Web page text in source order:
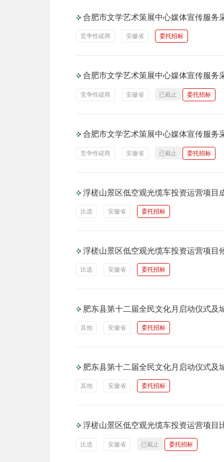
合肥市文学艺术策展中心媒体宣传服务
竞争性磋商 安徽省 委托招标
合肥市文学艺术策展中心媒体宣传服务
竞争性磋商 安徽省 已截止 委托招标
合肥市文学艺术策展中心媒体宣传服务
竞争性磋商 安徽省 已截止 委托招标
浮槎山景区低空观光缆车投资运营项目
比选 安徽省 委托招标
浮槎山景区低空观光缆车投资运营项目
比选 安徽省 委托招标
肥东县第十二届全民文化月启动仪式及
其他 安徽省 委托招标
肥东县第十二届全民文化月启动仪式及
其他 安徽省 委托招标
浮槎山景区低空观光缆车投资运营项目
比选 安徽省 已截止 委托招标